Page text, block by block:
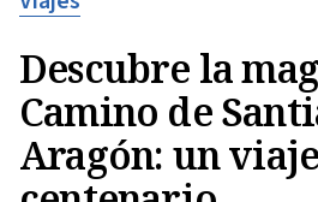
Descubre la
Camino de
Aragón: un viaje